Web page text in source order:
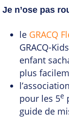
Je n’ose pas
le GRACQ
GRACQ-
enfant
plus
l’association
pour les 5e
guide de